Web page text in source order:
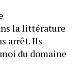
la littérature
arrêt. Ils
du domaine